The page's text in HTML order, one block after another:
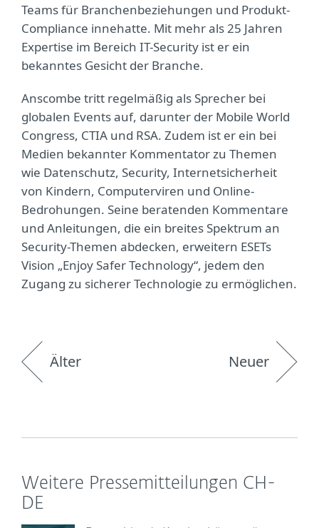
Teams für Branchenbeziehungen und Produkt-
Compliance innehatte. Mit mehr als 25 Jahren
Expertise im Bereich IT-Security ist er ein
bekanntes Gesicht der Branche.
Anscombe tritt regelmäßig als Sprecher bei
globalen Events auf, darunter der Mobile World
Congress, CTIA und RSA. Zudem ist er ein bei
Medien bekannter Kommentator zu Themen
wie Datenschutz, Security, Internetsicherheit
von Kindern, Computerviren und Online-
Bedrohungen. Seine beratenden Kommentare
und Anleitungen, die ein breites Spektrum an
Security-Themen abdecken, erweitern ESETs
Vision „Enjoy Safer Technology“, jedem den
Zugang zu sicherer Technologie zu ermöglichen.
Älter Neuer
Weitere Pressemitteilungen CH-
DE